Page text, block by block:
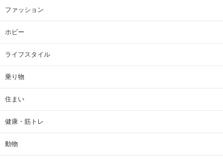
ファッション
ホビー
ライフスタイル
乗り物
住まい
健康・筋トレ
動物